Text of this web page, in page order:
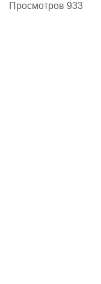
Просмотров 933